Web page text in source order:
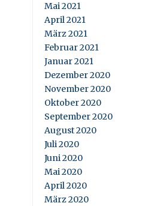
Mai 2021
April 2021
März 2021
Februar 2021
Januar 2021
Dezember 2020
November 2020
Oktober 2020
September 2020
August 2020
Juli 2020
Juni 2020
Mai 2020
April 2020
März 2020